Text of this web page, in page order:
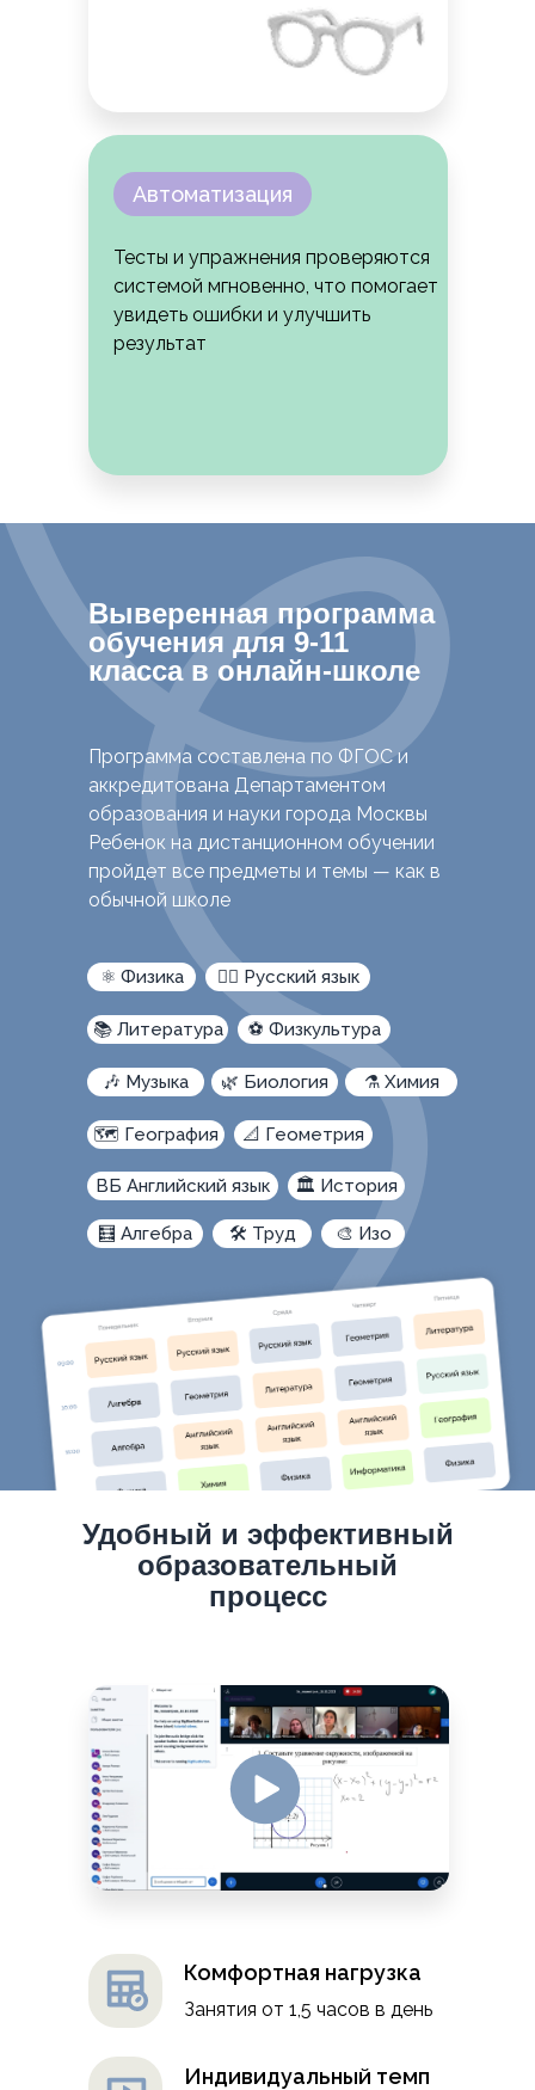
Тесты и упражнения проверяются
системой мгновенно, что помогает
увидеть ошибки и улучшить
результат
Автоматизация
Выверенная программа
обучения для 9-11
класса в онлайн-школе
Программа составлена по ФГОС и
аккредитована Департаментом
образования и науки города Москвы
Ребенок на дистанционном обучении
пройдет все предметы и темы — как в
обычной школе
⚛️ Физика
📐 Геометрия
🧮 Алгебра
🏛️ История
📚 Литература
🛠️ Труд
ВБ Английский язык
🗺️ География
⚽ Физкультура
🎶 Музыка ⚗️ Химия
🌿 Биология
🎨 Изо
✍🏻 Русский язык
Удобный и эффективный
образовательный
процесс
Индивидуальный темп
Комфортная нагрузка
Занятия от 1,5 часов в день